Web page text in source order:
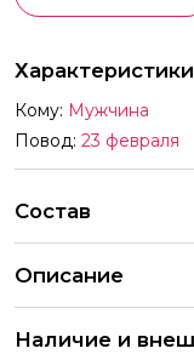
Характеристики
Кому: Мужчина
Повод: 23 февраля
Состав
Описание
пастель 2 ст В
Наличие и